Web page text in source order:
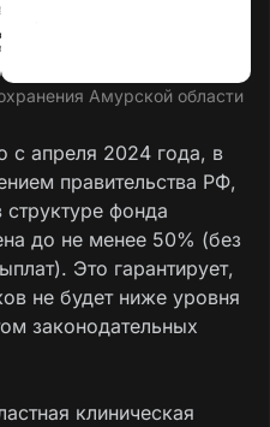
Амурской области
с апреля 2024 года, в
правительства РФ,
фонда
до не менее 50% (без
Это гарантирует,
не будет ниже уровня
законодательных
клиническая